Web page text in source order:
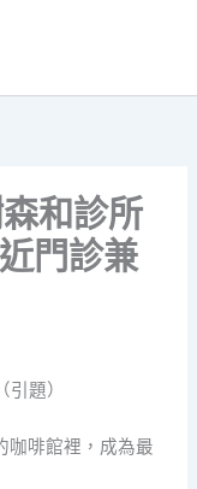
和診所
門診兼
題）
咖啡館裡，成為最